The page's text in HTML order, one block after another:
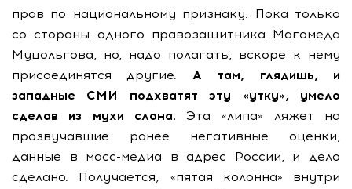
прав по национальному признаку. Пока только
со стороны одного правозащитника Магомеда
Муцольгова, но, надо полагать, вскоре к нему
присоединятся другие. А там, глядишь, и
западные СМИ подхватят эту «утку», умело
сделав из мухи слона. Эта «липа» ляжет на
прозвучавшие ранее негативные оценки,
данные в масс-медиа в адрес России, и дело
сделано. Получается, «пятая колонна» внутри